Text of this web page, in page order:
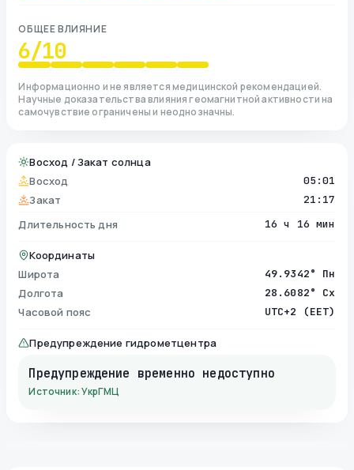
ОБЩЕЕ ВЛИЯНИЕ
6/10
Информационно и не является медицинской рекомендацией.
Научные доказательства влияния геомагнитной активности на
самочувствие ограничены и неоднозначны.
Восход / Закат солнца
Восход
05:01
Закат 21:17
Длительность дня 16 ч 16 мин
Координаты
Широта
49.9342° Пн
Долгота 28.6082° Сх
Часовой пояс UTC+2 (EET)
Предупреждение гидрометцентра
Предупреждение временно недоступно
Источник: УкрГМЦ